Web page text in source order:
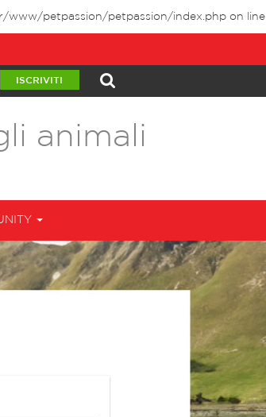
www/petpassion/petpassion/index.php on line
ISCRIVITI
animali